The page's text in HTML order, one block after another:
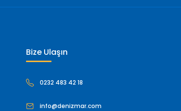
Bize Ulaşın
0232 483 42 18
info@denizmar.com